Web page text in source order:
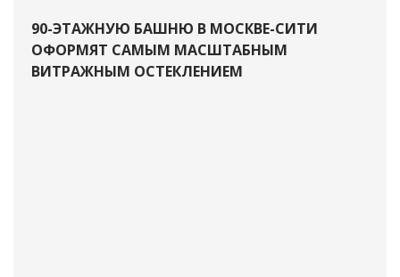
90-ЭТАЖНУЮ БАШНЮ В МОСКВЕ-СИТИ
ОФОРМЯТ САМЫМ МАСШТАБНЫМ
ВИТРАЖНЫМ ОСТЕКЛЕНИЕМ